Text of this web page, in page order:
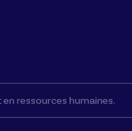
ressources humaines.